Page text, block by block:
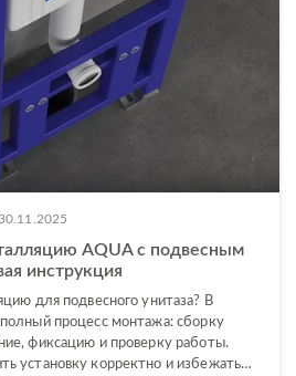
ИНСТАЛЛЯЦИЙ
AQUA с подвесным
инструкция
для подвесного унитаза? В
процесс монтажа: сборку
фиксацию и проверку работы.
установку корректно и избежать…